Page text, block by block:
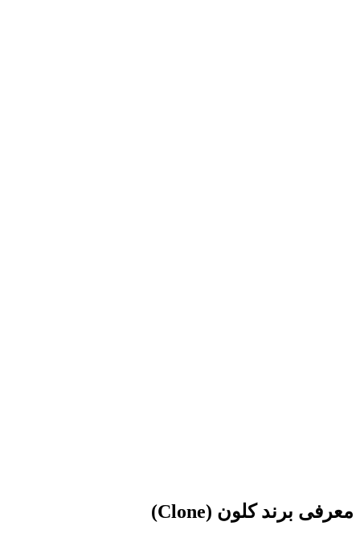
معرفی برند کلون (Clone)